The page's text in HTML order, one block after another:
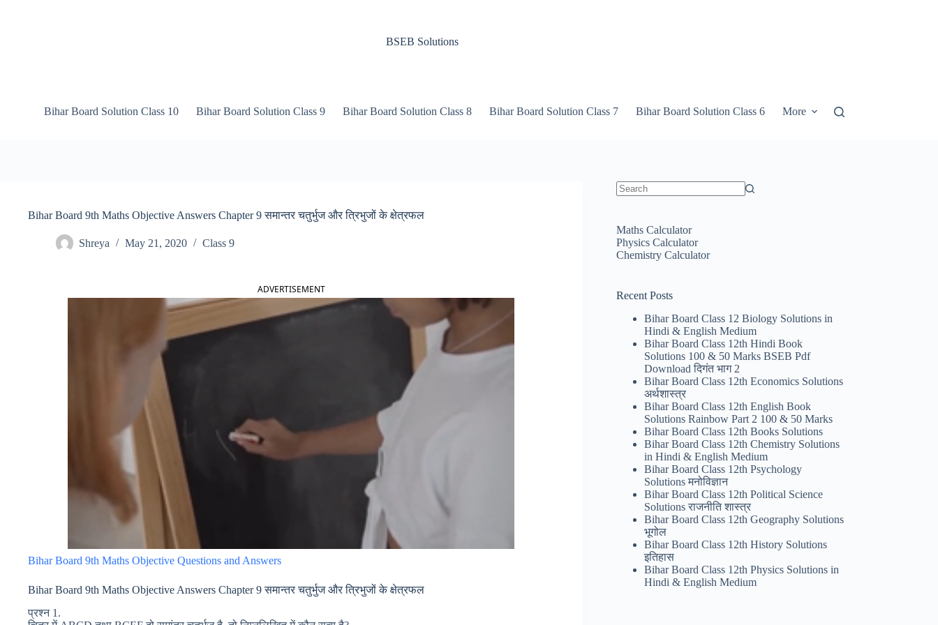
BSEB Solutions
Bihar Board Solution Class 10 Bihar Board Solution Class 9 Bihar Board Solution Class 8 Bihar Board Solution Class 7 Bihar Board Solution Class 6 More
Bihar Board 9th Maths Objective Answers Chapter 9 समान्तर चतुर्भुज और त्रिभुजों के क्षेत्रफल
Shreya May 21, 2020 Class 9
ADVERTISEMENT
Bihar Board 9th Maths Objective Questions and Answers
Bihar Board 9th Maths Objective Answers Chapter 9 समान्तर चतुर्भुज और त्रिभुजों के क्षेत्रफल
प्रश्न 1.
Maths Calculator
Physics Calculator
Chemistry Calculator
Recent Posts
Bihar Board Class 12 Biology Solutions in
Hindi & English Medium
Bihar Board Class 12th Hindi Book
Solutions 100 & 50 Marks BSEB Pdf
Download दिगंत भाग 2
Bihar Board Class 12th Economics Solutions
अर्थशास्त्र
Bihar Board Class 12th English Book
Solutions Rainbow Part 2 100 & 50 Marks
Bihar Board Class 12th Books Solutions
Bihar Board Class 12th Chemistry Solutions
in Hindi & English Medium
Bihar Board Class 12th Psychology
Solutions मनोविज्ञान
Bihar Board Class 12th Political Science
Solutions राजनीति शास्त्र
Bihar Board Class 12th Geography Solutions
भूगोल
Bihar Board Class 12th History Solutions
इतिहास
Bihar Board Class 12th Physics Solutions in
Hindi & English Medium